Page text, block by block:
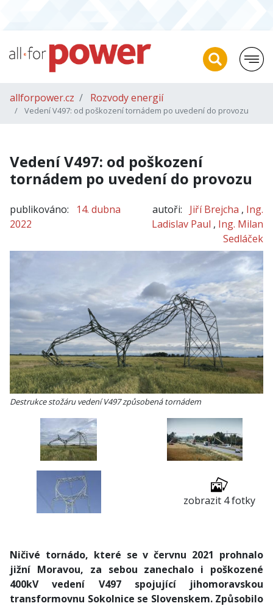
allforpower.cz Rozvody energií
Vedení V497: od poškození tornádem po uvedení do provozu
Vedení V497: od poškození
tornádem po uvedení do provozu
publikováno:
14. dubna
2022
autoři: Jiří Brejcha , Ing.
Ladislav Paul , Ing. Milan
Sedláček
Destrukce stožáru vedení V497 způsobená tornádem
zobrazit 4 fotky
Ničivé tornádo, které se v červnu 2021 prohnalo
jižní Moravou, za sebou zanechalo i poškozené
400kV vedení V497 spojující jihomoravskou
transformovnu Sokolnice se Slovenskem. Způsobilo